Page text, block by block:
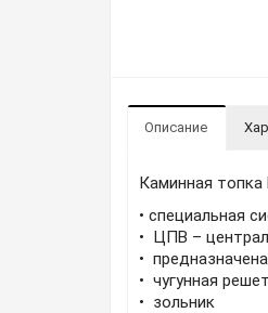
Описание
Каминная топка
• специальная
• ЦПВ –
•
• чугунная
• зольник